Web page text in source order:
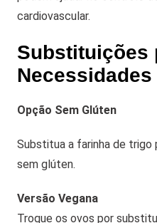
cardiovascular.
Substituições
Opção Sem Glúten
Substitua a farinha de trigo
sem glúten.
Versão Vegana
Troque os ovos por